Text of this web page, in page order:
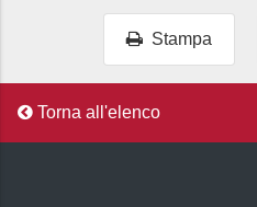
Stampa
Torna all'elenco